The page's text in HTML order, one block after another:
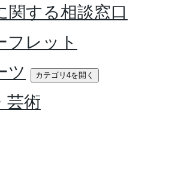
関する相談窓口
フレット
ツ
カテゴリ4を開く
芸術